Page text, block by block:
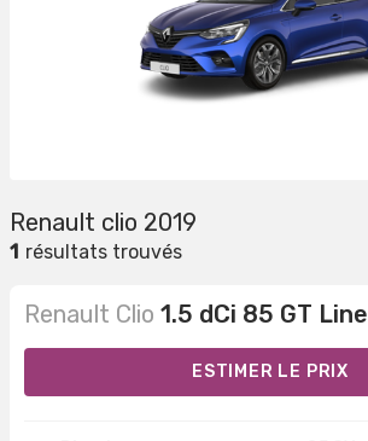
Renault clio 2019
1 résultats trouvés
Renault Clio 1.5 dCi 85 GT Line
ESTIMER LE PRIX